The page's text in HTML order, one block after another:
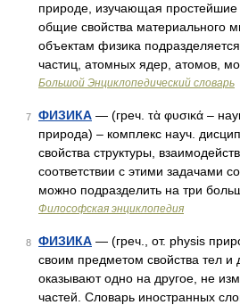
природе, изучающая
общие свойства материального
объектам физика
частиц, атомных ядер, атомов,
Большой Энциклопедический словарь
7 ФИЗИКА — (греч. τὰ φυσικά –
природа) – комплекс науч.
свойства структуры,
соответствии с этими задачами
можно подразделить на три
Философская энциклопедия
8 ФИЗИКА — (греч., от. physis
своим предметом свойства тел и
оказывают одно на другое, не
частей. Словарь иностранных